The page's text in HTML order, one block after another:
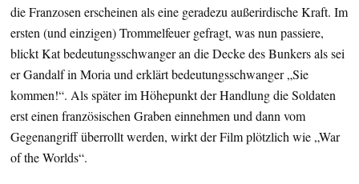
die Franzosen erscheinen als eine geradezu außerirdische Kraft. Im
ersten (und einzigen) Trommelfeuer gefragt, was nun passiere,
blickt Kat bedeutungsschwanger an die Decke des Bunkers als sei
er Gandalf in Moria und erklärt bedeutungsschwanger „Sie
kommen!“. Als später im Höhepunkt der Handlung die Soldaten
erst einen französischen Graben einnehmen und dann vom
Gegenangriff überrollt werden, wirkt der Film plötzlich wie „War
of the Worlds“.